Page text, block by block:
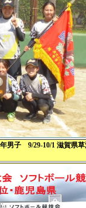
子 9/29-10/1 滋賀県草